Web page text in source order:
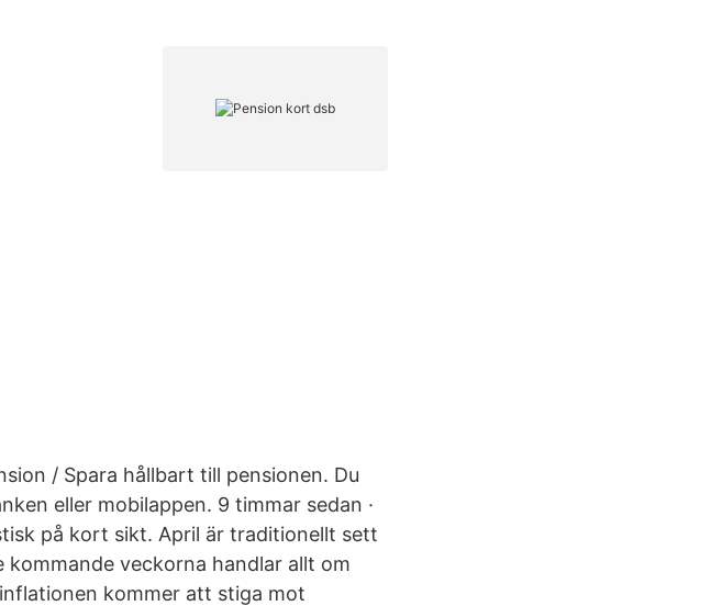
/ Spara hållbart till pensionen. Du
eller mobilappen. 9 timmar sedan ·
på kort sikt. April är traditionellt sett
veckorna handlar allt om
kommer att stiga mot